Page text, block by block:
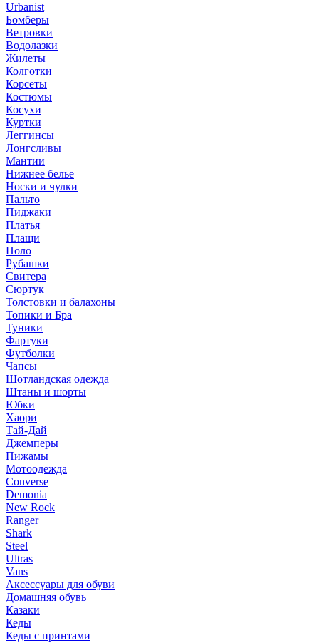
Urbanist
Бомберы
Ветровки
Водолазки
Жилеты
Колготки
Корсеты
Костюмы
Косухи
Куртки
Леггинсы
Лонгсливы
Мантии
Нижнее белье
Носки и чулки
Пальто
Пиджаки
Платья
Плащи
Поло
Рубашки
Свитера
Сюртук
Толстовки и балахоны
Топики и Бра
Туники
Фартуки
Футболки
Чапсы
Шотландская одежда
Штаны и шорты
Юбки
Хаори
Тай-Дай
Джемперы
Пижамы
Мотоодежда
Converse
Demonia
New Rock
Ranger
Shark
Steel
Ultras
Vans
Аксессуары для обуви
Домашняя обувь
Казаки
Кеды
Кеды с принтами